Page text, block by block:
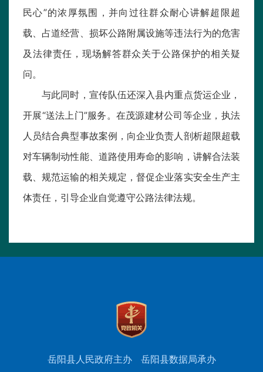
民心”的浓厚氛围，并向过往群众耐心讲解超限超
载、占道经营、损坏公路附属设施等违法行为的危害
及法律责任，现场解答群众关于公路保护的相关疑
问。
与此同时，宣传队伍还深入县内重点货运企业，
开展“送法上门”服务。在茂源建材公司等企业，执法
人员结合典型事故案例，向企业负责人剖析超限超载
对车辆制动性能、道路使用寿命的影响，讲解合法装
载、规范运输的相关规定，督促企业落实安全生产主
体责任，引导企业自觉遵守公路法律法规。
岳阳县人民政府主办 岳阳县数据局承办